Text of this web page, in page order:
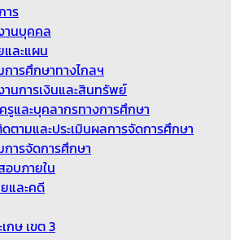
าร
านบุคคล
ละแผน
ารศึกษาทางไกลฯ
นการเงินและสินทรัพย์
และบุคลากรทางการศึกษา
ตามและประเมินผลการจัดการศึกษา
ารจัดการศึกษา
บภายใน
และคดี
กษ เขต 3